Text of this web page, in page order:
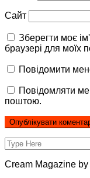
Сайт
Зберегти моє
браузері для моїх
Повідомити
Повідомляти
поштою.
Cream Magazine by